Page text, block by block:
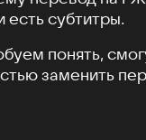
есть субтитры.
понять,
заменить